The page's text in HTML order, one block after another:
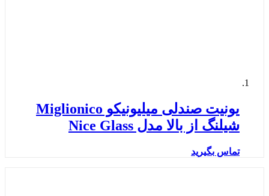
یونیت صندلی میلیونیکو Miglionico
شیلنگ از بالا مدل Nice Glass
تماس بگیرید